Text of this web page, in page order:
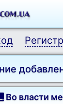
Во власти